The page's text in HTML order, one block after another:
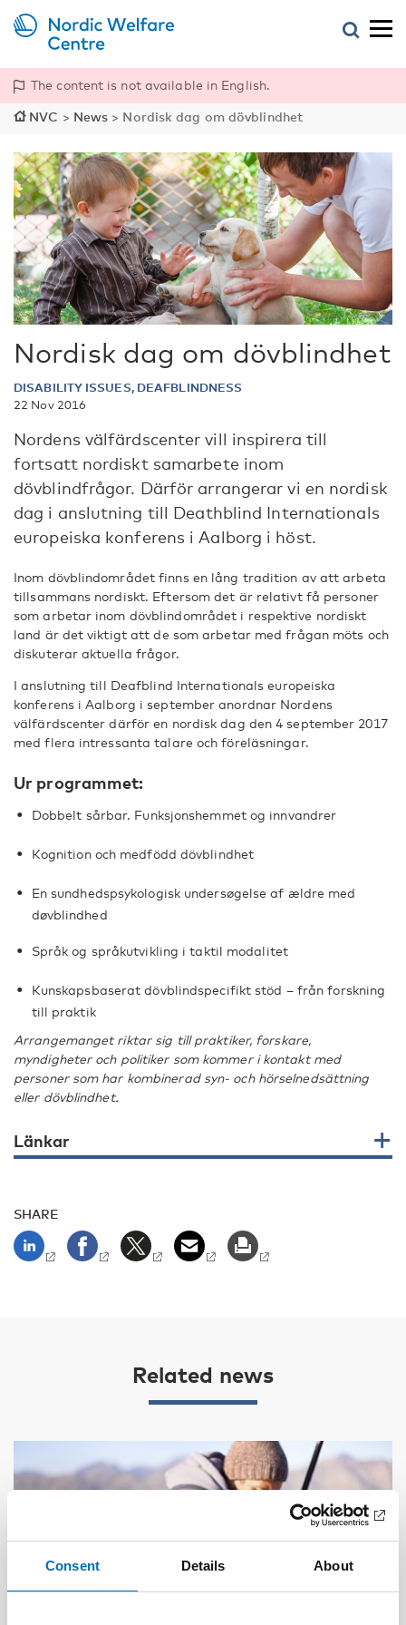
Consent Details About
The content is not available in English.
NVC > News > Nordisk dag om dövblindhet
Nordisk dag om dövblindhet
DISABILITY ISSUES, DEAFBLINDNESS
22 Nov 2016
Nordens välfärdscenter vill inspirera till
fortsatt nordiskt samarbete inom
dövblindfrågor. Därför arrangerar vi en nordisk
dag i anslutning till Deathblind Internationals
europeiska konferens i Aalborg i höst.
Inom dövblindområdet finns en lång tradition av att arbeta
tillsammans nordiskt. Eftersom det är relativt få personer
som arbetar inom dövblindområdet i respektive nordiskt
land är det viktigt att de som arbetar med frågan möts och
diskuterar aktuella frågor.
I anslutning till Deafblind Internationals europeiska
konferens i Aalborg i september anordnar Nordens
välfärdscenter därför en nordisk dag den 4 september 2017
med flera intressanta talare och föreläsningar.
Ur programmet:
Dobbelt sårbar. Funksjonshemmet og innvandrer
Kognition och medfödd dövblindhet
En sundhedspsykologisk undersøgelse af ældre med
døvblindhed
Språk og språkutvikling i taktil modalitet
Kunskapsbaserat dövblindspecifikt stöd – från forskning
till praktik
Arrangemanget riktar sig till praktiker, forskare,
myndigheter och politiker som kommer i kontakt med
personer som har kombinerad syn- och hörselnedsättning
eller dövblindhet.
Länkar
SHARE
Related news